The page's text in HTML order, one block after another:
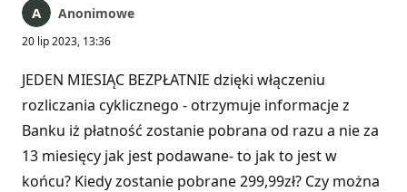
Anonimowe
20 lip 2023, 13:36
JEDEN MIESIĄC BEZPŁATNIE dzięki włączeniu
rozliczania cyklicznego - otrzymuje informacje z
Banku iż płatność zostanie pobrana od razu a nie za
13 miesięcy jak jest podawane- to jak to jest w
końcu? Kiedy zostanie pobrane 299,99zł? Czy można